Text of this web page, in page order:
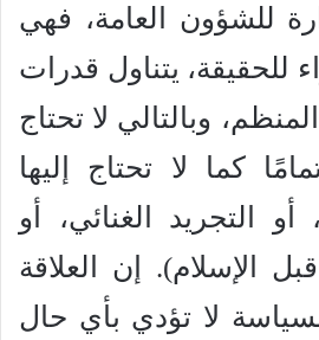
للشؤون العامة، فهي
للحقيقة، يتناول قدرات
وبالتالي لا تحتاج
كما لا تحتاج إليها
أو التجريد الغنائي، أو
الإسلام). إن العلاقة
لا تؤدي بأي حال